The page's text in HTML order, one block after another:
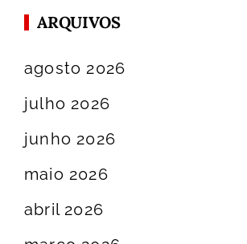
ARQUIVOS
agosto 2026
julho 2026
junho 2026
maio 2026
abril 2026